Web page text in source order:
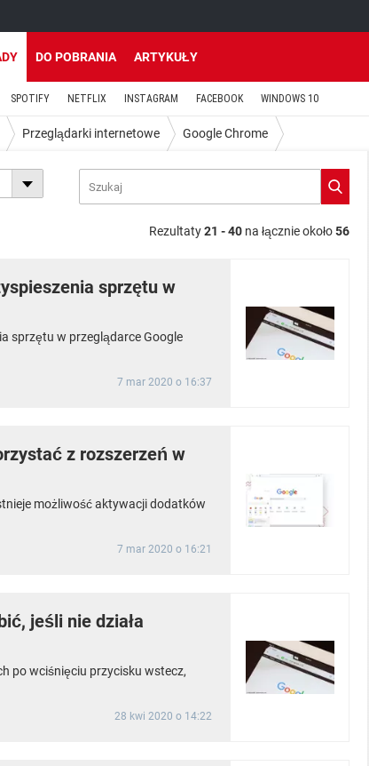
DO POBRANIA ARTYKUŁY
SPOTIFY NETFLIX INSTAGRAM FACEBOOK WINDOWS 10
Przeglądarki internetowe Google Chrome
Rezultaty21 - 40 na łącznie około56
sprzętu w
sprzętu w przeglądarce Google
7 mar 2020 o 16:37
z rozszerzeń w
możliwość aktywacji dodatków
7 mar 2020 o 16:21
jeśli nie działa
po wciśnięciu przycisku wstecz,
28 kwi 2020 o 14:22